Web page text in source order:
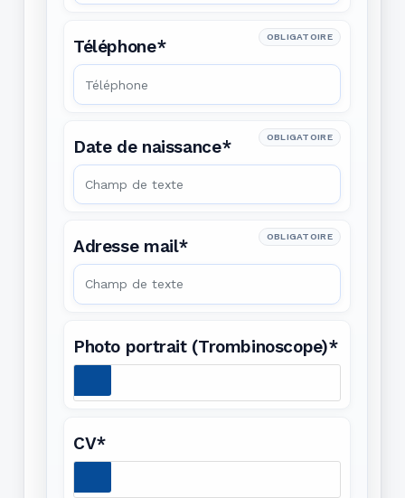
OBLIGATOIRE
Téléphone*
OBLIGATOIRE
Date de naissance*
OBLIGATOIRE
Adresse mail*
Photo portrait (Trombinoscope)*
CV*